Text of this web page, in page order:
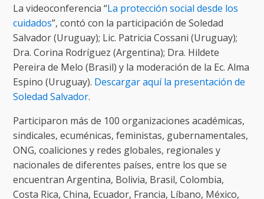
La videoconferencia “La protección social desde los
cuidados”, contó con la participación de Soledad
Salvador (Uruguay); Lic. Patricia Cossani (Uruguay);
Dra. Corina Rodríguez (Argentina); Dra. Hildete
Pereira de Melo (Brasil) y la moderación de la Ec. Alma
Espino (Uruguay). Descargar aquí la presentación de
Soledad Salvador.
Participaron más de 100 organizaciones académicas,
sindicales, ecuménicas, feministas, gubernamentales,
ONG, coaliciones y redes globales, regionales y
nacionales de diferentes países, entre los que se
encuentran Argentina, Bolivia, Brasil, Colombia,
Costa Rica, China, Ecuador, Francia, Líbano, México,